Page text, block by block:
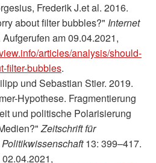
Frederik J.et al. 2016.
about filter bubbles?" Internet
Aufgerufen am 09.04.2021,
articles/analysis/should-
filter-bubbles.
und Sebastian Stier. 2019.
Hypothese. Fragmentierung
und politische Polarisierung
Zeitschrift für
13: 399–417.